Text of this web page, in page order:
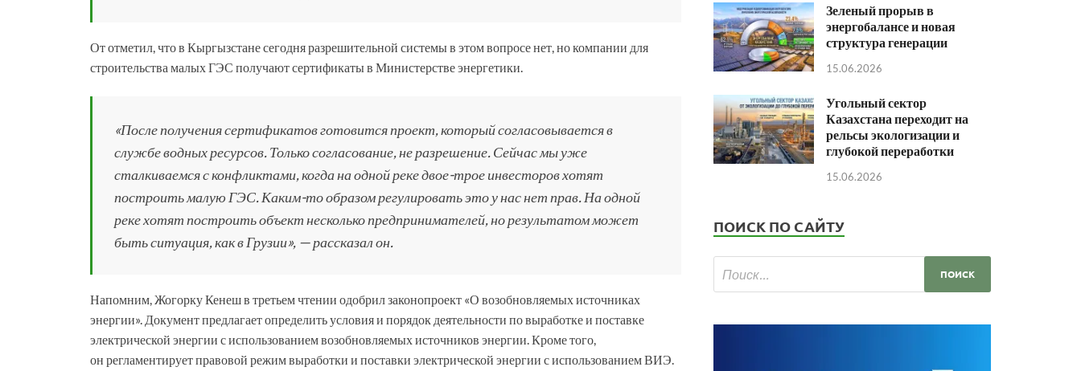
От отметил, что в Кыргызстане сегодня разрешительной системы в этом вопросе нет, но компании для
строительства малых ГЭС получают сертификаты в Министерстве энергетики.
«После получения сертификатов готовится проект, который согласовывается в
службе водных ресурсов. Только согласование, не разрешение. Сейчас мы уже
сталкиваемся с конфликтами, когда на одной реке двое-трое инвесторов хотят
построить малую ГЭС. Каким-то образом регулировать это у нас нет прав. На одной
реке хотят построить объект несколько предпринимателей, но результатом может
быть ситуация, как в Грузии», — рассказал он.
Напомним, Жогорку Кенеш в третьем чтении одобрил законопроект «О возобновляемых источниках
энергии». Документ предлагает определить условия и порядок деятельности по выработке и поставке
электрической энергии с использованием возобновляемых источников энергии. Кроме того,
он регламентирует правовой режим выработки и поставки электрической энергии с использованием ВИЭ.
Зеленый прорыв в
энергобалансе и новая
структура генерации
15.06.2026
Угольный сектор
Казахстана переходит на
рельсы экологизации и
глубокой переработки
15.06.2026
ПОИСК ПО САЙТУ